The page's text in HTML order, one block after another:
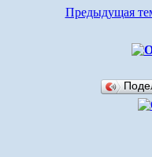
Предыдущая